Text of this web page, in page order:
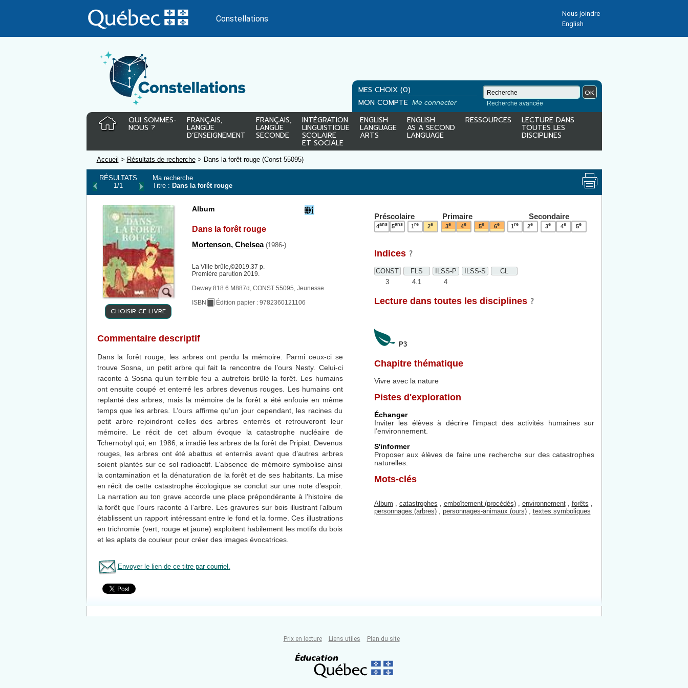
au
contenu
Constellations
Nous joindre
English
MES CHOIX (0)
MON COMPTEMe connecter
OK
Recherche avancée
QUI SOMMES-
NOUS ?
FRANÇAIS,
LANGUE
D’ENSEIGNEMENT
FRANÇAIS,
LANGUE
SECONDE
INTÉGRATION
LINGUISTIQUE
SCOLAIRE
ET SOCIALE
ENGLISH
LANGUAGE
ARTS
ENGLISH
AS A SECOND
LANGUAGE
RESSOURCES LECTURE DANS
TOUTES LES
DISCIPLINES
Accueil > Résultats de recherche> Dans la forêt rouge (Const 55095)
RÉSULTATS
1/1
Ma recherche
Titre : Dans la forêt rouge
CHOISIR CE LIVRE
Album
Dans la forêt rouge
Mortenson, Chelsea (1986-)
La Ville brûle,©2019.37 p.
Première parution 2019.
Dewey 818.6 M887d, CONST 55095, Jeunesse
ISBN Édition papier : 9782360121106
Préscolaire Primaire Secondaire
4ans 5ans 1re 2e 3e 4e 5e 6e 1re 2e 3e 4e 5e
Indices
CONST FLS ILSS-P ILSS-S
CL
3
4.1 4
Lecture dans toutes les disciplines
P3
Chapitre thématique
Vivre avec la nature
Pistes d'exploration
Échanger
Inviter les élèves à décrire l’impact des activités humaines sur
l’environnement.
S'informer
Proposer aux élèves de faire une recherche sur des catastrophes
naturelles.
Mots-clés
Album catastrophes emboîtement (procédés), environnement, forêts
personnages (arbres), personnages-animaux (ours), textes symboliques
Commentaire descriptif
Dans la forêt rouge, les arbres ont perdu la mémoire. Parmi ceux-ci se
trouve Sosna, un petit arbre qui fait la rencontre de l’ours Nesty. Celui-ci
raconte à Sosna qu’un terrible feu a autrefois brûlé la forêt. Les humains
ont ensuite coupé et enterré les arbres devenus rouges. Les humains ont
replanté des arbres, mais la mémoire de la forêt a été enfouie en même
temps que les arbres. L’ours affirme qu’un jour cependant, les racines du
petit arbre rejoindront celles des arbres enterrés et retrouveront leur
mémoire. Le récit de cet album évoque la catastrophe nucléaire de
Tchernobyl qui, en 1986, a irradié les arbres de la forêt de Pripiat. Devenus
rouges, les arbres ont été abattus et enterrés avant que d’autres arbres
soient plantés sur ce sol radioactif. L’absence de mémoire symbolise ainsi
la contamination et la dénaturation de la forêt et de ses habitants. La mise
en récit de cette catastrophe écologique se conclut sur une note d’espoir.
La narration au ton grave accorde une place prépondérante à l’histoire de
la forêt que l’ours raconte à l’arbre. Les gravures sur bois illustrant l’album
établissent un rapport intéressant entre le fond et la forme. Ces illustrations
en trichromie (vert, rouge et jaune) exploitent habilement les motifs du bois
et les aplats de couleur pour créer des images évocatrices.
Envoyer le lien de ce titre par courriel.
Prix en lecture Liens utiles Plan du site